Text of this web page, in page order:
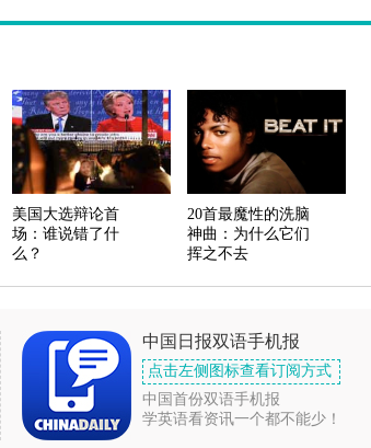
美国大选辩论首
场：谁说错了什
么？
20首最魔性的洗脑
神曲：为什么它们
挥之不去
中国日报双语手机报
点击左侧图标查看订阅方式
中国首份双语手机报
学英语看资讯一个都不能少！